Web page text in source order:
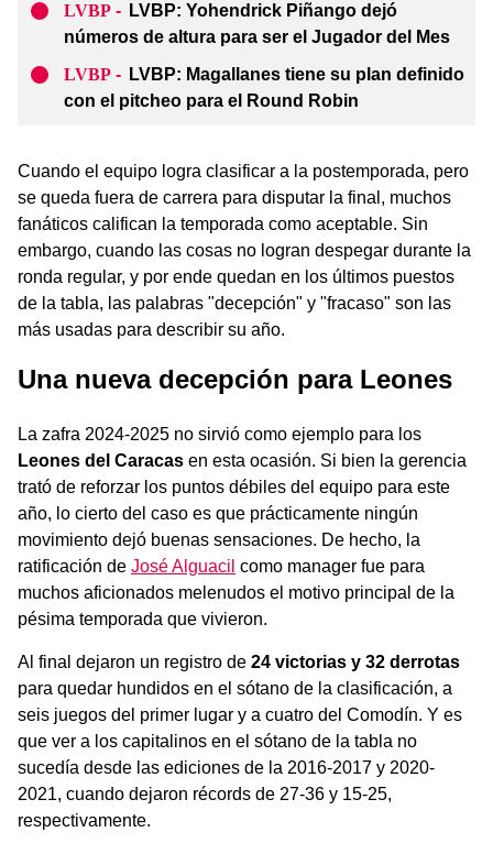
LVBP - LVBP: Yohendrick Piñango dejó
números de altura para ser el Jugador del Mes
LVBP - LVBP: Magallanes tiene su plan definido
con el pitcheo para el Round Robin
Cuando el equipo logra clasificar a la postemporada, pero
se queda fuera de carrera para disputar la final, muchos
fanáticos califican la temporada como aceptable. Sin
embargo, cuando las cosas no logran despegar durante la
ronda regular, y por ende quedan en los últimos puestos
de la tabla, las palabras "decepción" y "fracaso" son las
más usadas para describir su año.
Una nueva decepción para Leones
La zafra 2024-2025 no sirvió como ejemplo para los
Leones del Caracas en esta ocasión. Si bien la gerencia
trató de reforzar los puntos débiles del equipo para este
año, lo cierto del caso es que prácticamente ningún
movimiento dejó buenas sensaciones. De hecho, la
ratificación de José Alguacil como manager fue para
muchos aficionados melenudos el motivo principal de la
pésima temporada que vivieron.
Al final dejaron un registro de 24 victorias y 32 derrotas
para quedar hundidos en el sótano de la clasificación, a
seis juegos del primer lugar y a cuatro del Comodín. Y es
que ver a los capitalinos en el sótano de la tabla no
sucedía desde las ediciones de la 2016-2017 y 2020-
2021, cuando dejaron récords de 27-36 y 15-25,
respectivamente.